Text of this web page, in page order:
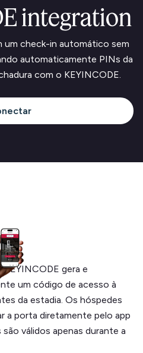
integration
um check-in automático sem
automaticamente PINs da
com o KEYINCODE.
gera e
um código de acesso à
da estadia. Os hóspedes
a porta diretamente pelo app
válidos apenas durante a